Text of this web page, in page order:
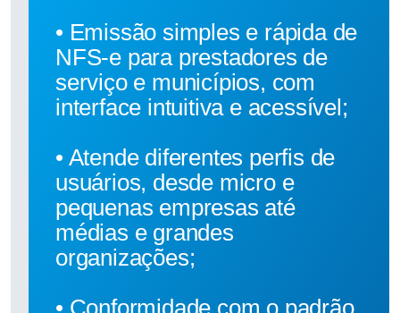
• Emissão simples e rápida de
NFS-e para prestadores de
serviço e municípios, com
interface intuitiva e acessível;
• Atende diferentes perfis de
usuários, desde micro e
pequenas empresas até
médias e grandes
organizações;